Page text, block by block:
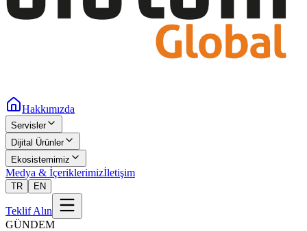
Hakkımızda
Servisler
Dijital Ürünler
Ekosistemimiz
Medya & İçeriklerimizİletişim
TR EN
Teklif Alın
GÜNDEM